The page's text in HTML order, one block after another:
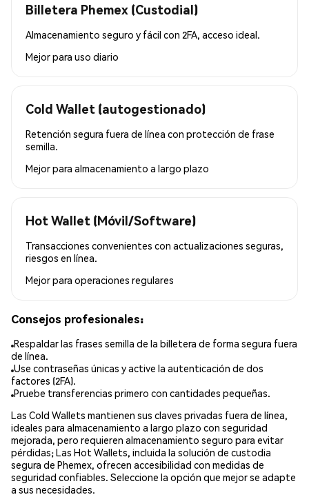
Billetera Phemex (Custodial)
Almacenamiento seguro y fácil con 2FA, acceso ideal.
Mejor para uso diario
Cold Wallet (autogestionado)
Retención segura fuera de línea con protección de frase
semilla.
Mejor para almacenamiento a largo plazo
Hot Wallet (Móvil/Software)
Transacciones convenientes con actualizaciones seguras,
riesgos en línea.
Mejor para operaciones regulares
Consejos profesionales:
Respaldar las frases semilla de la billetera de forma segura fuera
de línea.
Use contraseñas únicas y active la autenticación de dos
factores (2FA).
Pruebe transferencias primero con cantidades pequeñas.
Las Cold Wallets mantienen sus claves privadas fuera de línea,
ideales para almacenamiento a largo plazo con seguridad
mejorada, pero requieren almacenamiento seguro para evitar
pérdidas; Las Hot Wallets, incluida la solución de custodia
segura de Phemex, ofrecen accesibilidad con medidas de
seguridad confiables. Seleccione la opción que mejor se adapte
a sus necesidades.